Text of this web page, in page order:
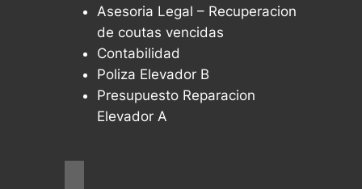
Asesoria Legal – Recuperacion
de coutas vencidas
Contabilidad
Poliza Elevador B
Presupuesto Reparacion
Elevador A